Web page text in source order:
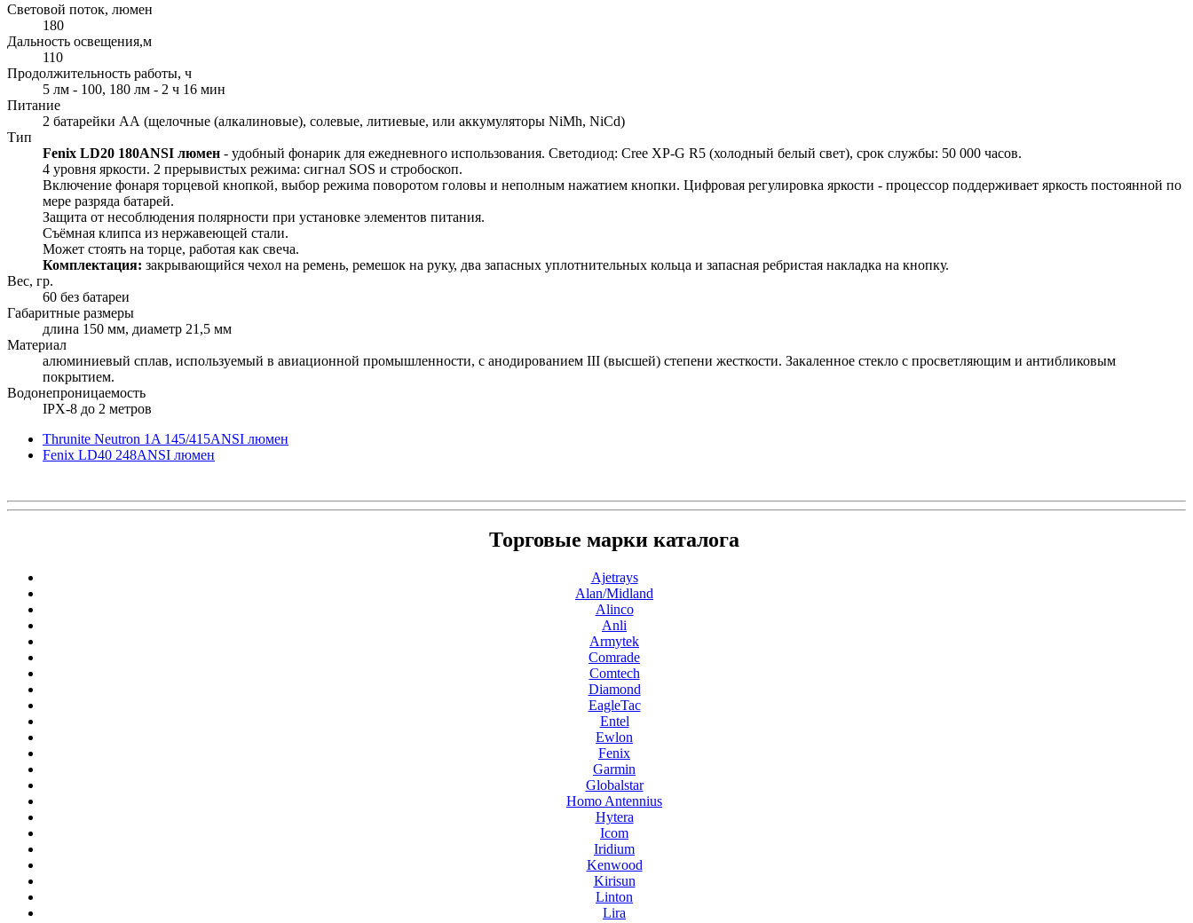
Световой поток, люмен
180
Дальность освещения,м
110
Продолжительность работы, ч
5 лм - 100, 180 лм - 2 ч 16 мин
Питание
2 батарейки АА (щелочные (алкалиновые), солевые, литиевые, или аккумуляторы NiMh, NiCd)
Тип
Fenix LD20 180ANSI люмен - удобный фонарик для ежедневного использования. Светодиод: Cree XP-G R5 (холодный белый свет), срок службы: 50 000 часов.
4 уровня яркости. 2 прерывистых режима: сигнал SOS и стробоскоп.
Включение фонаря торцевой кнопкой, выбор режима поворотом головы и неполным нажатием кнопки. Цифровая регулировка яркости - процессор поддерживает яркость постоянной по
мере разряда батарей.
Защита от несоблюдения полярности при установке элементов питания.
Съёмная клипса из нержавеющей стали.
Может стоять на торце, работая как свеча.
Комплектация: закрывающийся чехол на ремень, ремешок на руку, два запасных уплотнительных кольца и запасная ребристая накладка на кнопку.
Вес, гр.
60 без батареи
Габаритные размеры
длина 150 мм, диаметр 21,5 мм
Материал
алюминиевый сплав, используемый в авиационной промышленности, с анодированием III (высшей) степени жесткости. Закаленное стекло с просветляющим и антибликовым
покрытием.
Водонепроницаемость
IPX-8 до 2 метров
Thrunite Neutron 1A 145/415ANSI люмен
Fenix LD40 248ANSI люмен
Торговые марки каталога
Ajetrays
Alan/Midland
Alinco
Anli
Armytek
Comrade
Comtech
Diamond
EagleTac
Entel
Ewlon
Fenix
Garmin
Globalstar
Homo Antennius
Hytera
Icom
Iridium
Kenwood
Kirisun
Linton
Lira